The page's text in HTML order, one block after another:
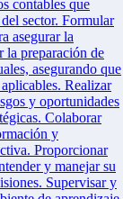
contables que
sector. Formular
asegurar la
la preparación de
asegurando que
Realizar
y oportunidades
Colaborar
y
Proporcionar
y manejar su
Supervisar y